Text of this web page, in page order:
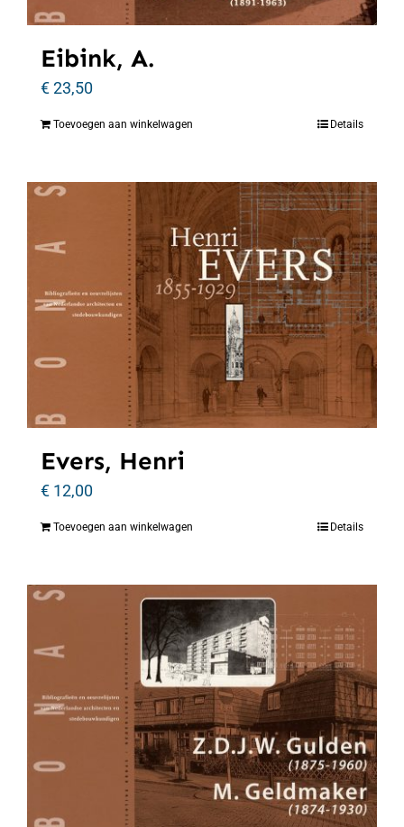
Eibink, A.
€23,50
Toevoegen aan winkelwagen Details
Evers, Henri
€ 12,00
Toevoegen aan winkelwagen Details